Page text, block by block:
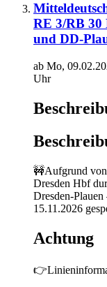
RE 3/RB 30
und DD-
ab Mo,
Uhr
🚧Aufgrund
Dresden Hbf
15.11.2026
Achtung